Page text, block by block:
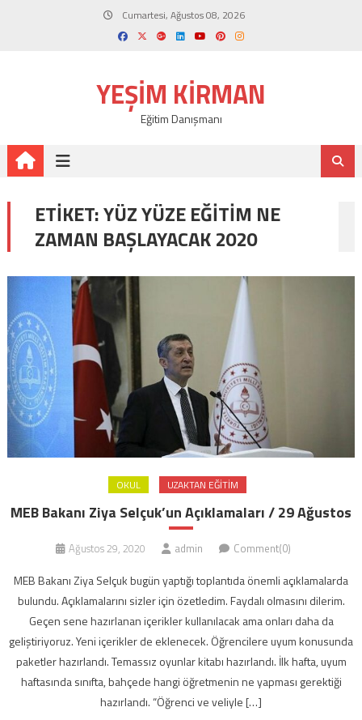
Cumartesi, Ağustos 08, 2026
YEŞIM KIRMAN
Eğitim Danışmanı
ETIKET:YÜZ YÜZE EĞITIM NE
ZAMAN BAŞLAYACAK 2020
OKUL UZAKTAN EĞITIM
MEB Bakanı Ziya Selçuk’un Açıklamaları / 29 Ağustos
Ağustos 29, 2020 admin Comment(0)
MEB Bakanı Ziya Selçuk bugün yaptığı toplantıda önemli açıklamalarda
bulundu. Açıklamalarını sizler için özetledim. Faydalı olmasını dilerim.
Geçen sene hazırlanan içerikler kullanılacak ama onları daha da
geliştiriyoruz. Yeni içerikler de eklenecek. Öğrencilere uyum konusunda
paketler hazırlandı. Temassız oyunlar kitabı hazırlandı. İlk hafta, uyum
haftasında sınıfta, bahçede hangi öğretmenin ne yapması gerektiği
hazırlandı. “Öğrenci ve veliyle […]